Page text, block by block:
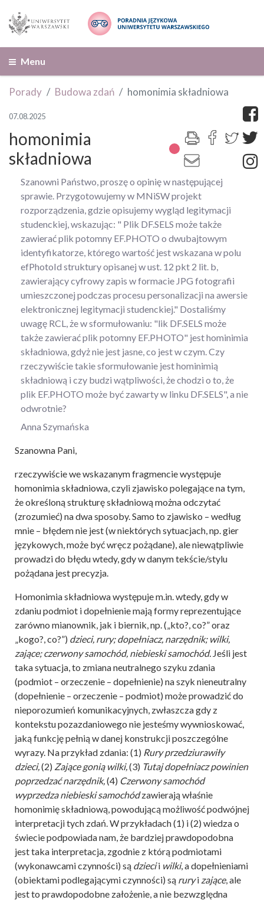
Menu
Porady Budowa zdań homonimia składniowa
07.08.2025
homonimia
składniowa
Szanowni Państwo, proszę o opinię w następującej
sprawie. Przygotowujemy w MNiSW projekt
rozporządzenia, gdzie opisujemy wygląd legitymacji
studenckiej, wskazując: " Plik DF.SELS może także
zawierać plik potomny EF.PHOTO o dwubajtowym
identyfikatorze, którego wartość jest wskazana w polu
efPhotoId struktury opisanej w ust. 12 pkt 2 lit. b,
zawierający cyfrowy zapis w formacie JPG fotografii
umieszczonej podczas procesu personalizacji na awersie
elektronicznej legitymacji studenckiej." Dostaliśmy
uwagę RCL, że w sformułowaniu: "lik DF.SELS może
także zawierać plik potomny EF.PHOTO" jest hominimia
składniowa, gdyż nie jest jasne, co jest w czym. Czy
rzeczywiście takie sformułowanie jest hominimią
składniową i czy budzi wątpliwości, że chodzi o to, że
plik EF.PHOTO może być zawarty w linku DF.SELS", a nie
odwrotnie?
Anna Szymańska
Szanowna Pani,
rzeczywiście we wskazanym fragmencie występuje
homonimia składniowa, czyli zjawisko polegające na tym,
że określoną strukturę składniową można odczytać
(zrozumieć) na dwa sposoby. Samo to zjawisko – według
mnie – błędem nie jest (w niektórych sytuacjach, np. gier
językowych, może być wręcz pożądane), ale niewątpliwie
prowadzi do błędu wtedy, gdy w danym tekście/stylu
pożądana jest precyzja.
Homonimia składniowa występuje m.in. wtedy, gdy w
zdaniu podmiot i dopełnienie mają formy reprezentujące
zarówno mianownik, jak i biernik, np. („kto?, co?” oraz
„kogo?, co?”) dzieci, rury; dopełniacz, narzędnik; wilki,
zające; czerwony samochód, niebieski samochód. Jeśli jest
taka sytuacja, to zmiana neutralnego szyku zdania
(podmiot – orzeczenie – dopełnienie) na szyk nieneutralny
(dopełnienie – orzeczenie – podmiot) może prowadzić do
nieporozumień komunikacyjnych, zwłaszcza gdy z
kontekstu pozazdaniowego nie jesteśmy wywnioskować,
jaką funkcję pełnią w danej konstrukcji poszczególne
wyrazy. Na przykład zdania: (1) Rury przedziurawiły
dzieci,(2) Zające gonią wilki,(3) Tutaj dopełniacz powinien
poprzedzać narzędnik,(4) Czerwony samochód
wyprzedza niebieski samochódzawierają właśnie
homonimię składniową, powodującą możliwość podwójnej
interpretacji tych zdań. W przykładach (1) i (2) wiedza o
świecie podpowiada nam, że bardziej prawdopodobna
jest taka interpretacja, zgodnie z którą podmiotami
(wykonawcami czynności) są dziecii wilki, a dopełnieniami
(obiektami podlegającymi czynności) są ruryi zające, ale
jest to prawdopodobne założenie, a nie bezwzględna